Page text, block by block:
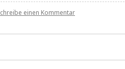
einen Kommentarzu